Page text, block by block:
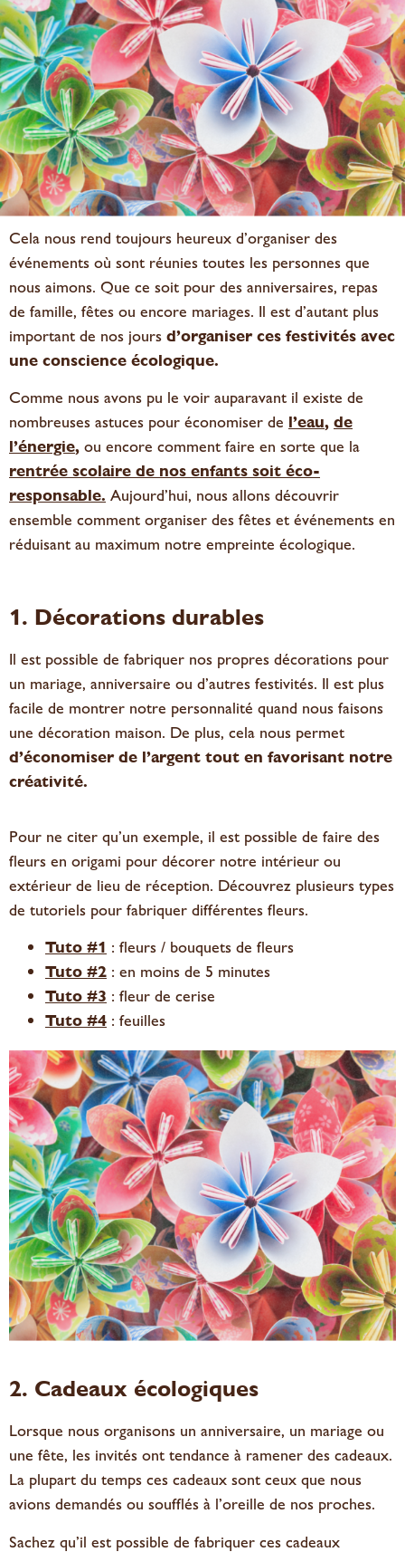
Cela nous rend toujours heureux d’organiser des
événements où sont réunies toutes les personnes que
nous aimons. Que ce soit pour des anniversaires, repas
de famille, fêtes ou encore mariages. Il est d’autant plus
important de nos jours d’organiser ces festivités avec
une conscience écologique.
Comme nous avons pu le voir auparavant il existe de
nombreuses astuces pour économiser de l’eau, de
l’énergie, ou encore comment faire en sorte que la
rentrée scolaire de nos enfants soit éco-
responsable. Aujourd’hui, nous allons découvrir
ensemble comment organiser des fêtes et événements en
réduisant au maximum notre empreinte écologique.
1. Décorations durables
Il est possible de fabriquer nos propres décorations pour
un mariage, anniversaire ou d’autres festivités. Il est plus
facile de montrer notre personnalité quand nous faisons
une décoration maison. De plus, cela nous permet
d’économiser de l’argent tout en favorisant notre
créativité.
Pour ne citer qu’un exemple, il est possible de faire des
fleurs en origami pour décorer notre intérieur ou
extérieur de lieu de réception. Découvrez plusieurs types
de tutoriels pour fabriquer différentes fleurs.
Tuto #1 : fleurs / bouquets de fleurs
Tuto #2 : en moins de 5 minutes
Tuto #3 : fleur de cerise
Tuto #4 : feuilles
2. Cadeaux écologiques
Lorsque nous organisons un anniversaire, un mariage ou
une fête, les invités ont tendance à ramener des cadeaux.
La plupart du temps ces cadeaux sont ceux que nous
avions demandés ou soufflés à l’oreille de nos proches.
Sachez qu’il est possible de fabriquer ces cadeaux